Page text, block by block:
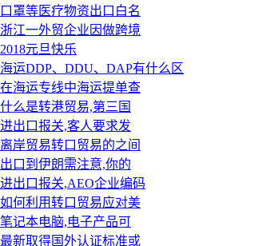
口罩等医疗物资出口白名
浙江一外贸企业因做跨境
2018元旦快乐
海运DDP、DDU、DAP有什么区
在海运专线中海运提单查
什么是转港贸易,第三国
进出口报关,客人要求发
离岸贸易转口贸易的之间
出口到伊朗需注意,你的
进出口报关,AEO企业编码
如何利用转口贸易应对美
笔记本电脑,电子产品可
最新取得国外认证标准或